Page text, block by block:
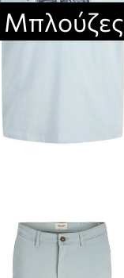
Μπλούζες